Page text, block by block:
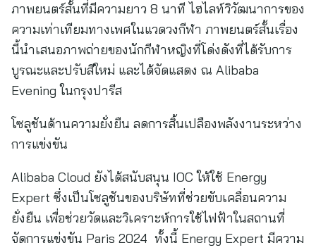
ภาพยนตร์สั้นที่มีความยาว 8 นาที ไฮไลท์วิวัฒนาการของ
ความเท่าเทียมทางเพศในแวดวงกีฬา ภาพยนตร์สั้นเรื่อง
นี้นำเสนอภาพถ่ายของนักกีฬาหญิงที่โด่งดังที่ได้รับการ
บูรณะและปรับสีใหม่ และได้จัดแสดง ณ Alibaba
Evening ในกรุงปารีส
โซลูชันด้านความยั่งยืน ลดการสิ้นเปลืองพลังงานระหว่าง
การแข่งขัน
Alibaba Cloud ยังได้สนับสนุน IOC ให้ใช้ Energy
Expert ซึ่งเป็นโซลูชันของบริษัทที่ช่วยขับเคลื่อนความ
ยั่งยืน เพื่อช่วยวัดและวิเคราะห์การใช้ไฟฟ้าในสถานที่
จัดการแข่งขัน Paris 2024 ทั้งนี้ Energy Expert มีความ